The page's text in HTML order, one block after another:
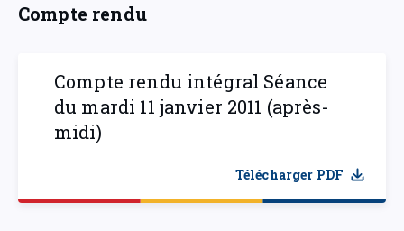
Compte rendu
Compte rendu intégral Séance
du mardi 11 janvier 2011 (après-
midi)
Télécharger PDF